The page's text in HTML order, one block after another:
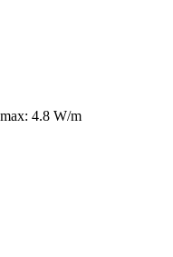
4.8 W/m